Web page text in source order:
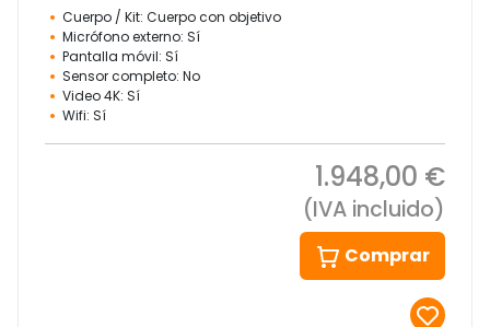
Cuerpo / Kit: Cuerpo con objetivo
Micrófono externo: Sí
Pantalla móvil: Sí
Sensor completo: No
Video 4K: Sí
Wifi: Sí
1.948,00 €
(IVA incluido)
Comprar